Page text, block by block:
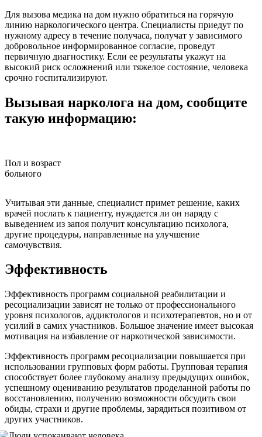
Для вызова медика на дом нужно обратиться на горячую
линию наркологического центра. Специалисты приедут по
нужному адресу в течение получаса, получат у зависимого
добровольное информированное согласие, проведут
первичную диагностику. Если ее результаты укажут на
высокий риск осложнений или тяжелое состояние, человека
срочно госпитализируют.
Вызывая нарколога на дом, сообщите
такую информацию:
Пол и возраст
больного
Учитывая эти данные, специалист примет решение, каких
врачей послать к пациенту, нуждается ли он наряду с
выведением из запоя получит консультацию психолога,
другие процедуры, направленные на улучшение
самочувствия.
Эффективность
Эффективность программ социальной реабилитации и
ресоциализации зависят не только от профессионального
уровня психологов, аддиктологов и психотерапевтов, но и от
усилий в самих участников. Большое значение имеет высокая
мотивация на избавление от наркотической зависимости.
Эффективность программ ресоциализации повышается при
использовании групповых форм работы. Групповая терапия
способствует более глубокому анализу предыдущих ошибок,
успешному оцениванию результатов проделанной работы по
восстановлению, получению возможности обсудить свои
обиды, страхи и другие проблемы, зарядиться позитивом от
других участников.